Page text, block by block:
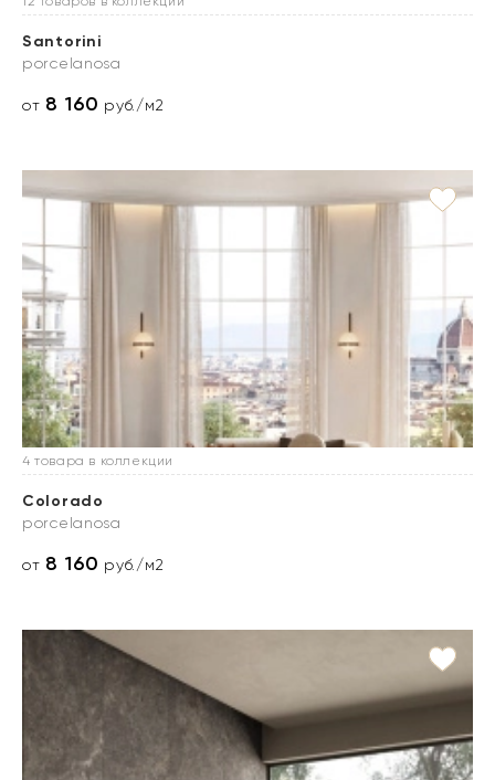
Santorini
porcelanosa
от 8 160 руб./м2
4 товара в коллекции
Colorado
porcelanosa
от 8 160 руб./м2